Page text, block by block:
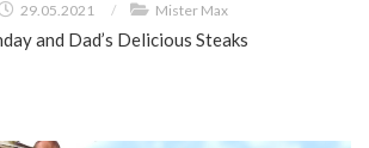
29.05.2021 / Mister Max
and Dad’s Delicious Steaks